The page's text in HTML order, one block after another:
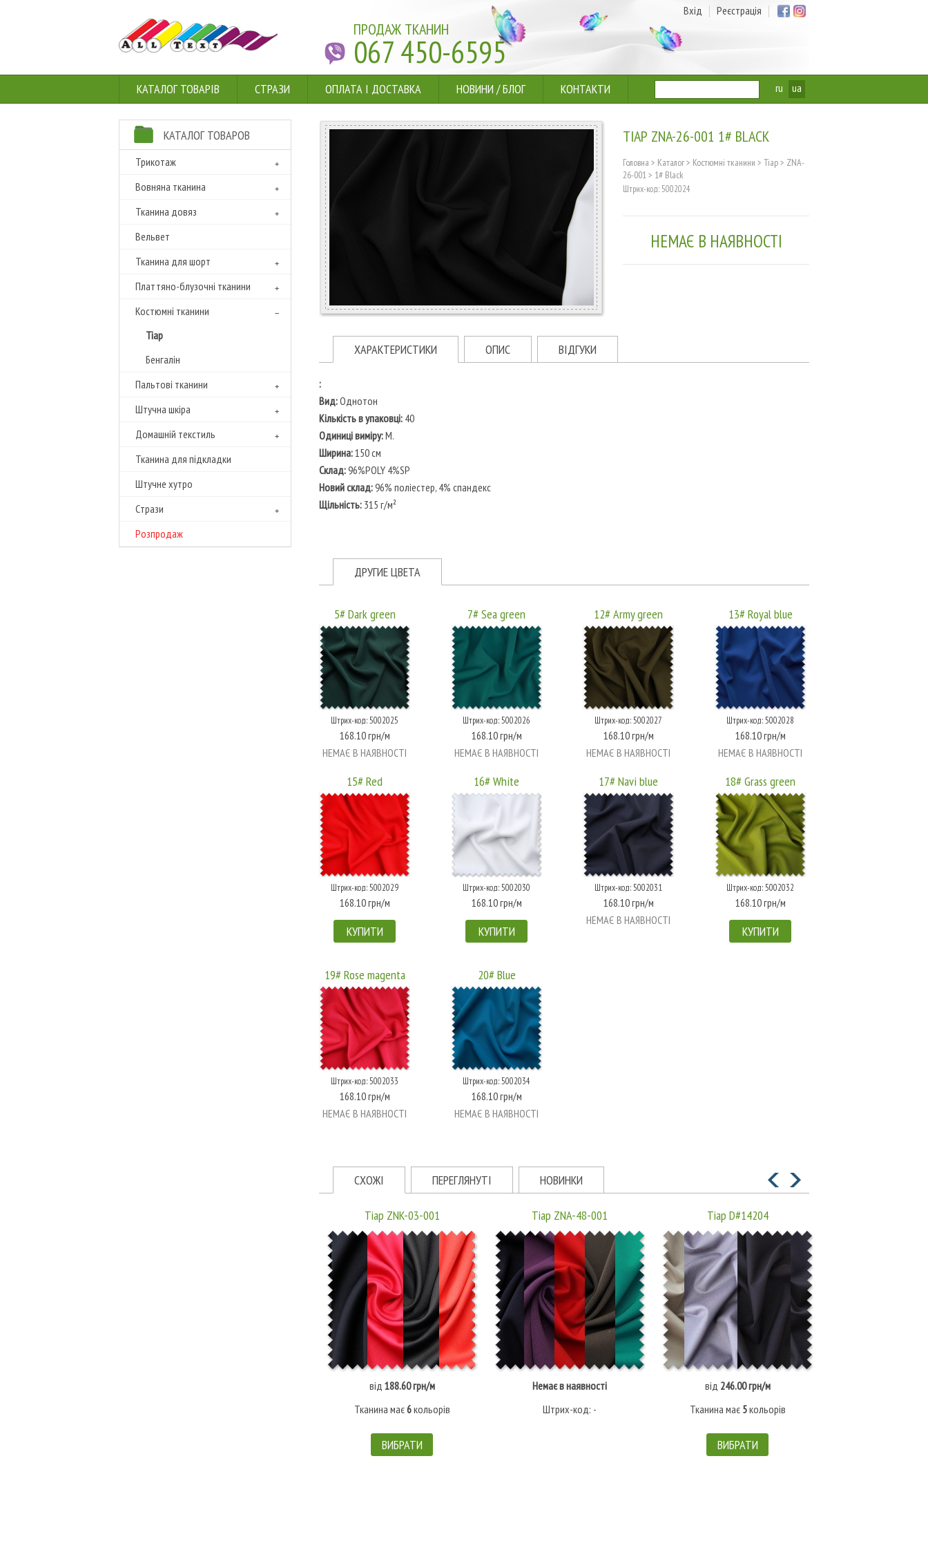
ПРОДАЖ ТКАНИН
067 450-6595
Вхід Реєстрація
КАТАЛОГ ТОВАРІВ СТРАЗИ ОПЛАТА І ДОСТАВКА НОВИНИ /БЛОГ КОНТАКТИ ru ua
КАТАЛОГ ТОВАРОВ
Трикотаж
Вовняна тканина
Тканина довяз
Вельвет
Тканина для шорт
Платтяно-блузочні тканини
Костюмні тканини
Тіар
Бенгалін
Пальтові тканини
Штучна шкіра
Домашній текстиль
Тканина для підкладки
Штучне хутро
Cтрази
Розпродаж
ТІАР ZNA-26-001 1# BLACK
Головна > Каталог> Костюмні тканини > Тіар> ZNA-
26-001> 1# Black
Штрих-код: 5002024
НЕМАЄ В НАЯВНОСТІ
ХАРАКТЕРИСТИКИ ОПИС ВІДГУКИ
:
Вид:Однотон
Кількість в упаковці: 40
Одиниці виміру:М.
Ширина:150 см
Склад:96%POLY 4%SP
Новий склад:96% поліестер, 4% спандекс
Щільність: 315 г/м²
ДРУГИЕ ЦВЕТА
5# Dark green
Штрих-код: 5002025
168.10 грн/м
НЕМАЄ В НАЯВНОСТІ
7# Sea green
Штрих-код: 5002026
168.10 грн/м
НЕМАЄ В НАЯВНОСТІ
12# Army green
Штрих-код: 5002027
168.10 грн/м
НЕМАЄ В НАЯВНОСТІ
13# Royal blue
Штрих-код: 5002028
168.10 грн/м
НЕМАЄ В НАЯВНОСТІ
15# Red
Штрих-код: 5002029
168.10 грн/м
КУПИТИ
16# White
Штрих-код: 5002030
168.10 грн/м
КУПИТИ
17# Navi blue
Штрих-код: 5002031
168.10 грн/м
НЕМАЄ В НАЯВНОСТІ
18# Grass green
Штрих-код: 5002032
168.10 грн/м
КУПИТИ
19# Rose magenta
Штрих-код: 5002033
168.10 грн/м
НЕМАЄ В НАЯВНОСТІ
20# Blue
Штрих-код: 5002034
168.10 грн/м
НЕМАЄ В НАЯВНОСТІ
СХОЖІ ПЕРЕГЛЯНУТІ НОВИНКИ
Тіар ZNK-03-001
від 188.60 грн/м
Тканина має6кольорів
ВИБРАТИ
Тіар ZNA-48-001
Немає в наявності
Штрих-код: -
Тіар D#14204
від 246.00 грн/м
Тканина має 5кольорів
ВИБРАТИ